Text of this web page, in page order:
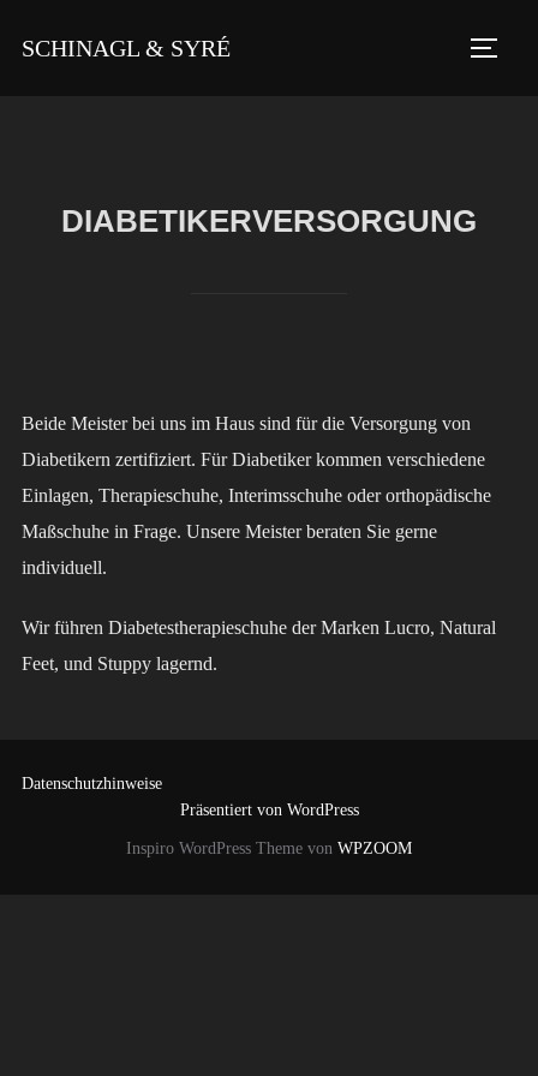
Inhalten
SCHINAGL & SYRÉ
DIABETIKERVERSORGUNG
Beide Meister bei uns im Haus sind für die Versorgung von
Diabetikern zertifiziert. Für Diabetiker kommen verschiedene
Einlagen, Therapieschuhe, Interimsschuhe oder orthopädische
Maßschuhe in Frage. Unsere Meister beraten Sie gerne
individuell.
Wir führen Diabetestherapieschuhe der Marken Lucro, Natural
Feet, und Stuppy lagernd.
Datenschutzhinweise
Präsentiert von WordPress
Inspiro WordPress Theme von WPZOOM